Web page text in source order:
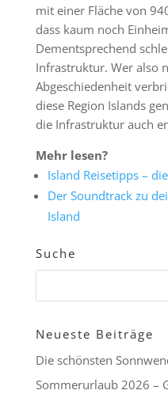
mit einer Fläche von
dass kaum noch
Dementsprechend
Infrastruktur. Wer also
Abgeschiedenheit
diese Region Islands
die Infrastruktur auch
Mehr lesen?
Island Reisetipps –
Der Soundtrack zu
Island
Suche
Neueste Beiträge
Die schönsten
Sommerurlaub 2026 –